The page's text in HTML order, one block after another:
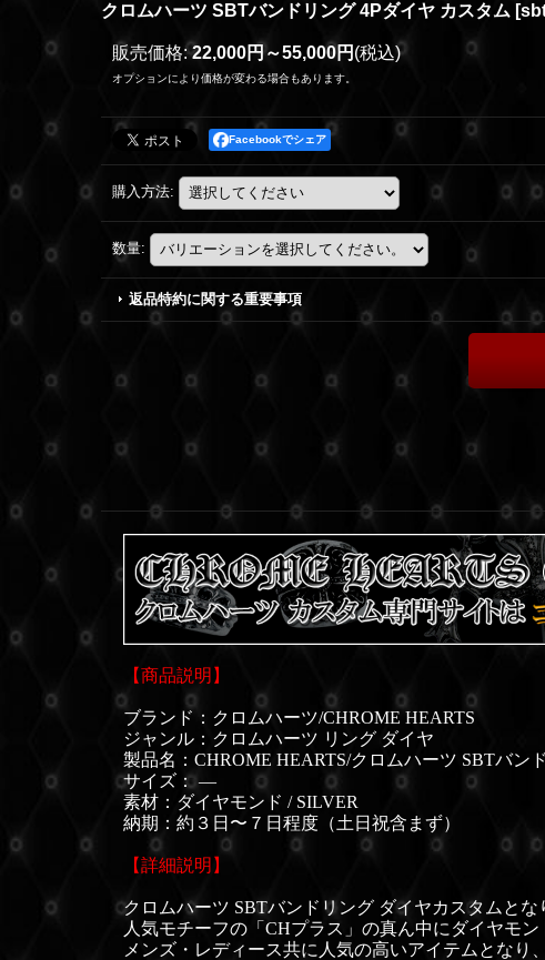
クロムハーツ SBTバンドリング 4Pダイヤ カスタム [
販売価格: 22,000円～55,000円 (税込)
オプションにより価格が変わる場合もあります。
Facebookでシェア
購入方法:
数量:
返品特約に関する重要事項
【商品説明】
ブランド：クロムハーツ/CHROME HEARTS
ジャンル：クロムハーツ リング ダイヤ
製品名：CHROME HEARTS/クロムハーツ SBTバン
サイズ： ―
素材：ダイヤモンド / SILVER
納期：約３日〜７日程度（土日祝含まず）
【詳細説明】
クロムハーツ SBTバンドリング ダイヤカスタムとな
人気モチーフの「CHプラス」の真ん中にダイヤモン
メンズ・レディース共に人気の高いアイテムとな